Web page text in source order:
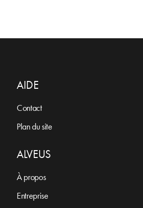
AIDE
Contact
Plan du site
ALVEUS
À propos
Entreprise